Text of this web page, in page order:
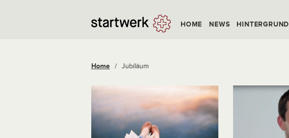
HOME NEWS HINTERGRUND
Home / Jubiläum